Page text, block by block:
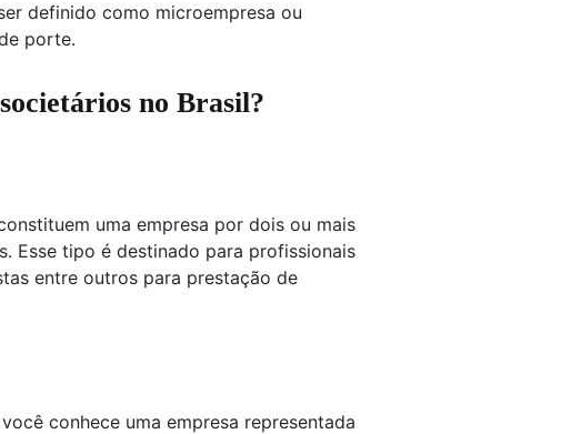
definido como microempresa ou
porte.
no Brasil?
uma empresa por dois ou mais
Esse tipo é destinado para profissionais
entre outros para prestação de
conhece uma empresa representada